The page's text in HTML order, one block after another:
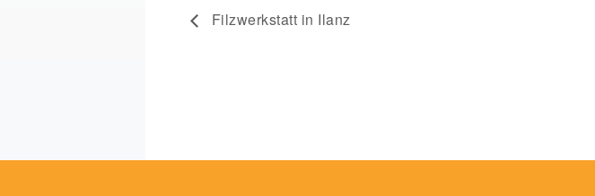
Filzwerkstatt in Ilanz